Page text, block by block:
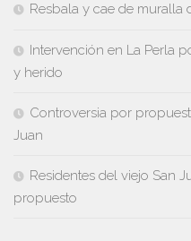
Resbala y cae de muralla
Intervención en La Perla
y herido
Controversia por
Juan
Residentes del viejo San
propuesto